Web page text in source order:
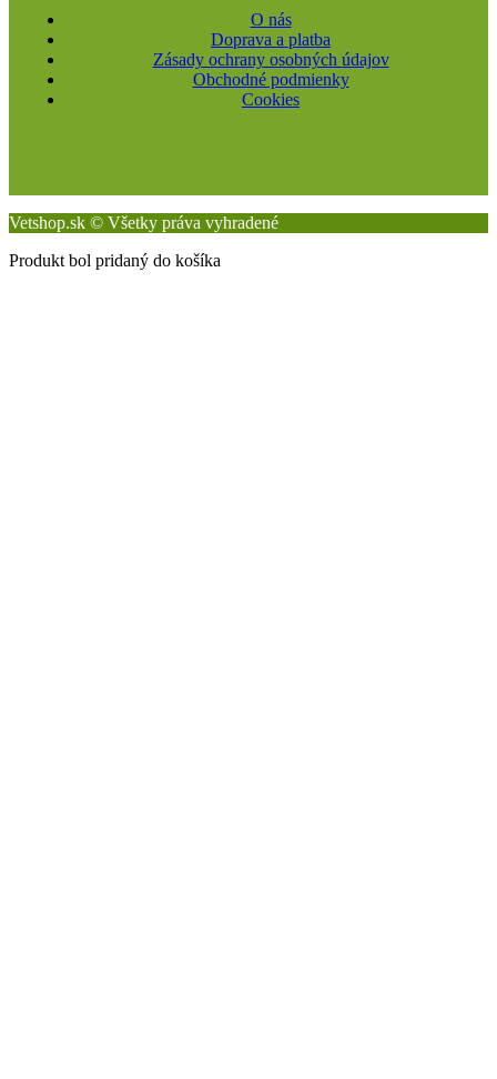
O nás
Doprava a platba
Zásady ochrany osobných údajov
Obchodné podmienky
Cookies
Vetshop.sk © Všetky práva vyhradené
Produkt bol pridaný do košíka